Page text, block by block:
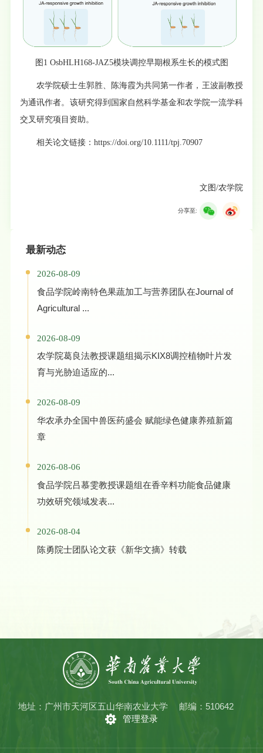
图1 OsbHLH168-JAZ5模块调控早期根系生长的模式图
农学院硕士生郭胜、陈海霞为共同第一作者，王波副教授
为通讯作者。该研究得到国家自然科学基金和农学院一流学科
交叉研究项目资助。
相关论文链接：https://doi.org/10.1111/tpj.70907
文图/农学院
分享至:
最新动态
2026-08-09
食品学院岭南特色果蔬加工与营养团队在Journal of
Agricultural ...
2026-08-09
农学院葛良法教授课题组揭示KIX8调控植物叶片发
育与光胁迫适应的...
2026-08-09
华农承办全国中兽医药盛会 赋能绿色健康养殖新篇
章
2026-08-06
食品学院吕慕雯教授课题组在香辛料功能食品健康
功效研究领域发表...
2026-08-04
陈勇院士团队论文获《新华文摘》转载
地址：广州市天河区五山华南农业大学
邮编：510642
管理登录